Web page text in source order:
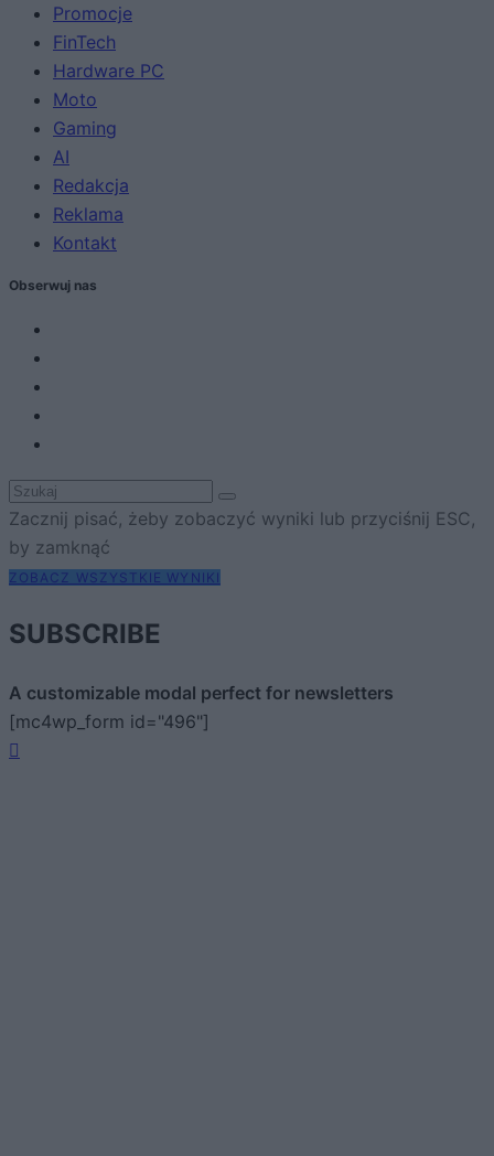
Promocje
FinTech
Hardware PC
Moto
Gaming
AI
Redakcja
Reklama
Kontakt
Obserwuj nas
Zacznij pisać, żeby zobaczyć wyniki lub przyciśnij ESC,
by zamknąć
ZOBACZ WSZYSTKIE WYNIKI
SUBSCRIBE
A customizable modal perfect for newsletters
[mc4wp_form id="496"]